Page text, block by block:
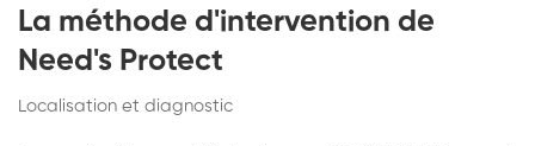
La méthode d'intervention de
Need's Protect
Localisation et diagnostic